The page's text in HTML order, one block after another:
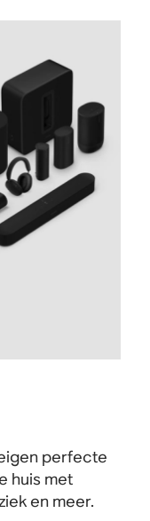
perfecte
huis met
en meer.